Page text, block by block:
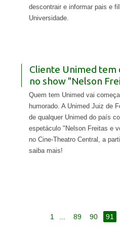
descontrair e informar pais e
Universidade.
Cliente Unimed tem
no show "Nelson
Quem tem Unimed vai
humorado. A Unimed Juiz de
de qualquer Unimed do país
espetáculo "Nelson Freitas e
no Cine-Theatro Central, a
saiba mais!
1 ... 89 90 91